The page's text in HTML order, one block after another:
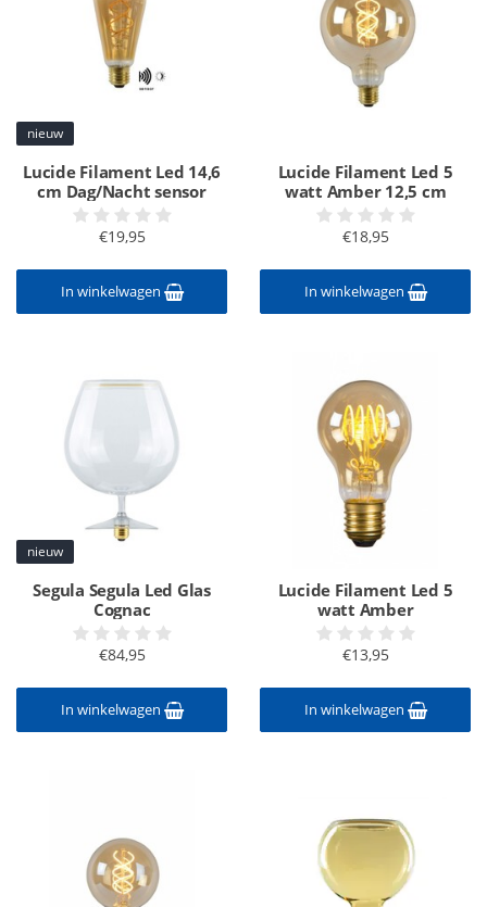
nieuw
Lucide Filament Led 14,6
cm Dag/Nacht sensor
€19,95
In winkelwagen
Lucide Filament Led 5
watt Amber 12,5 cm
€18,95
In winkelwagen
nieuw
Segula Segula Led Glas
Cognac
€84,95
In winkelwagen
Lucide Filament Led 5
watt Amber
€13,95
In winkelwagen